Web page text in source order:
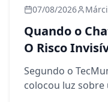
07/08/2026
Quando o
O Risco
Empresa
Segundo o
colocou luz